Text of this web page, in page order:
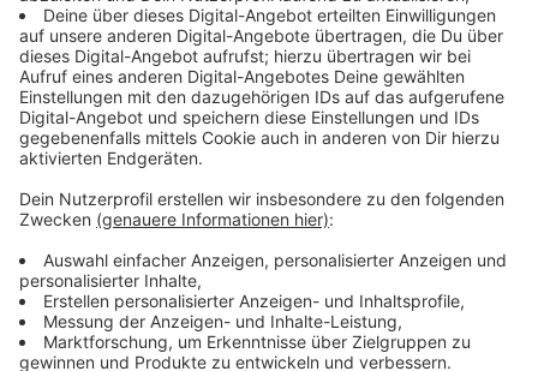
die Stadt Bergisch Gladbach. Dahinter folgt Rösrath.
Den geringsten Betrag bekommt Odenthal. Im
Vergleich zum Vorjahr machen aber nicht alle
Kommunen ein Plus. In Kürten und Leichlingen gibt es
weniger Geld als in diesem Jahr. Neben dem Plus in
den Kassen können sich die Kommunen auch über eine
Neuerung freuen, im kommenden Jahr dürfen sie
eigenständig entscheiden, ob sie die Pauschalen
Schulen oder im Straßenbau.
Anzeige